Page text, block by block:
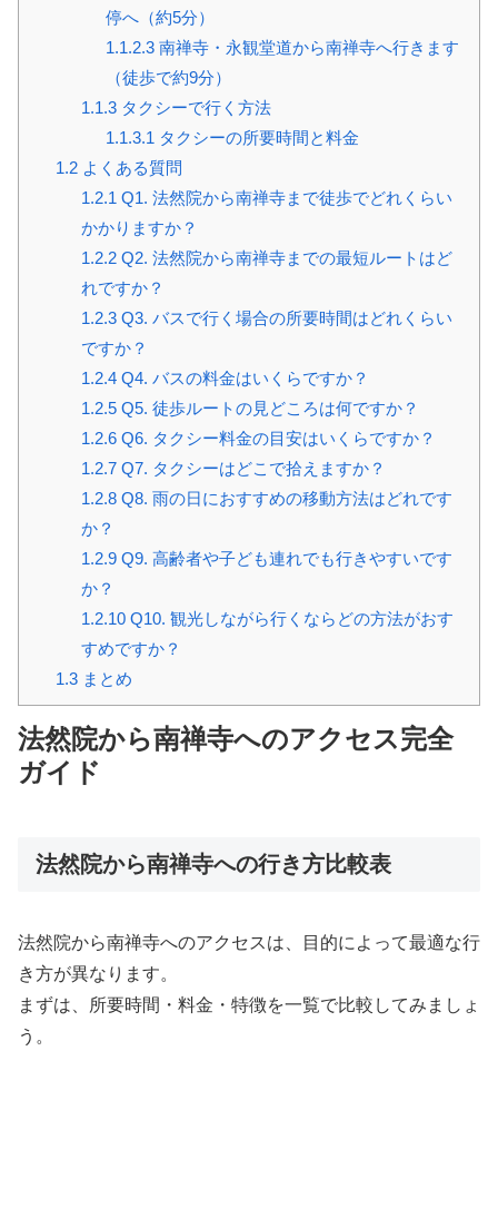
停へ（約5分）
1.1.2.3 南禅寺・永観堂道から南禅寺へ行きます
（徒歩で約9分）
1.1.3タクシーで行く方法
1.1.3.1 タクシーの所要時間と料金
1.2よくある質問
1.2.1 Q1. 法然院から南禅寺まで徒歩でどれくらい
かかりますか？
1.2.2Q2. 法然院から南禅寺までの最短ルートはど
れですか？
1.2.3Q3. バスで行く場合の所要時間はどれくらい
ですか？
1.2.4Q4. バスの料金はいくらですか？
1.2.5Q5. 徒歩ルートの見どころは何ですか？
1.2.6Q6. タクシー料金の目安はいくらですか？
1.2.7Q7. タクシーはどこで拾えますか？
1.2.8Q8. 雨の日におすすめの移動方法はどれです
か？
1.2.9Q9. 高齢者や子ども連れでも行きやすいです
か？
1.2.10Q10. 観光しながら行くならどの方法がおす
すめですか？
1.3まとめ
法然院から南禅寺へのアクセス完全
ガイド
法然院から南禅寺への行き方比較表
法然院から南禅寺へのアクセスは、目的によって最適な行
き方が異なります。
まずは、所要時間・料金・特徴を一覧で比較してみましょ
う。